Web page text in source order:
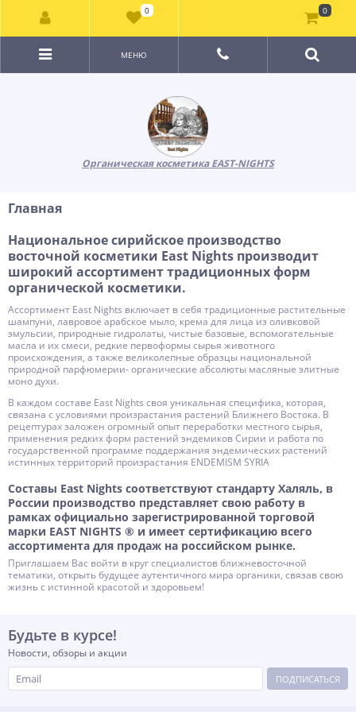
Органическая косметика EAST-NIGHTS
МЕНЮ
Главная
Национальное сирийское производство
восточной косметики East Nights производит
широкий ассортимент традиционных форм
органической косметики.
Ассортимент East Nights включает в себя традиционные растительные
шампуни, лавровое арабское мыло, крема для лица из оливковой
эмульсии, природные гидролаты, чистые базовые, вспомогательные
масла и их смеси, редкие первоформы сырья животного
происхождения, а также великолепные образцы национальной
природной парфюмерии- органические абсолюты масляные элитные
моно духи.
В каждом составе East Nights своя уникальная специфика, которая,
связана с условиями произрастания растений Ближнего Востока. В
рецептурах заложен огромный опыт переработки местного сырья,
применения редких форм растений эндемиков Сирии и работа по
государственной программе поддержания эндемических растений
истинных территорий произрастания ENDEMISM SYRIA
Составы East Nights соответствуют стандарту Халяль, в
России производство представляет свою работу в
рамках официально зарегистрированной торговой
марки EAST NIGHTS ® и имеет сертификацию всего
ассортимента для продаж на российском рынке.
Приглашаем Вас войти в круг специалистов ближневосточной
тематики, открыть будущее аутентичного мира органики, связав свою
жизнь с истинной красотой и здоровьем!
Будьте в курсе!
Новости, обзоры и акции
ПОДПИСАТЬСЯ
0 0